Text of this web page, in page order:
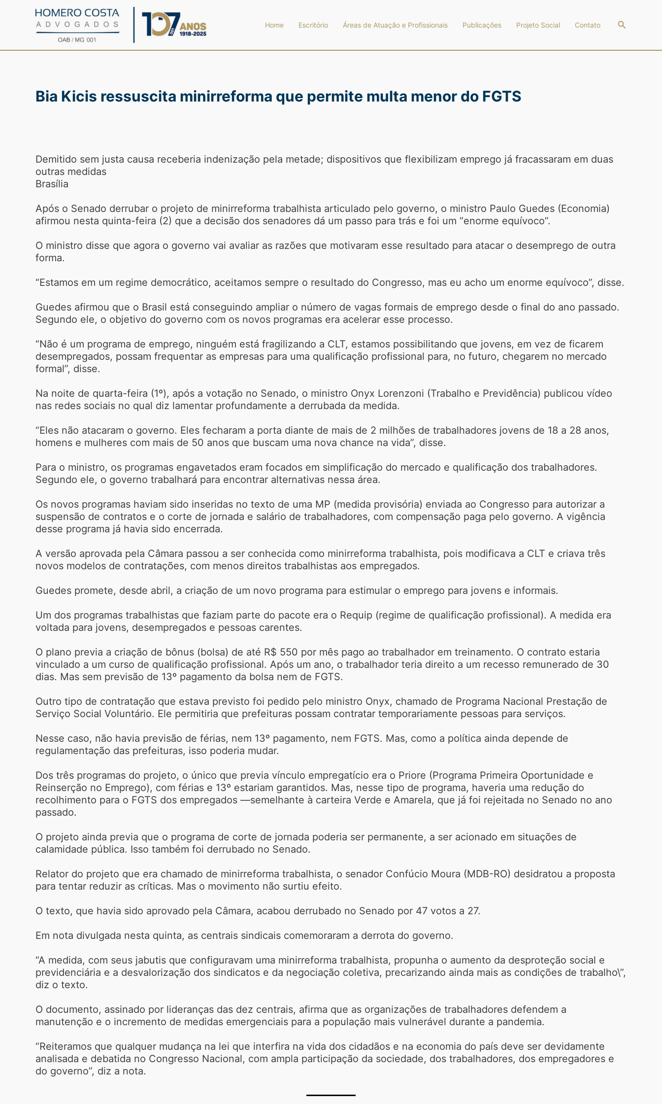
Home Escritório Áreas de Atuação e Profissionais Publicações Projeto Social Contato Pesquisar
Bia Kicis ressuscita minirreforma que permite multa menor do FGTS
Demitido sem justa causa receberia indenização pela metade; dispositivos que flexibilizam emprego já fracassaram em duas
outras medidas
Brasília
Após o Senado derrubar o projeto de minirreforma trabalhista articulado pelo governo, o ministro Paulo Guedes (Economia)
afirmou nesta quinta-feira (2) que a decisão dos senadores dá um passo para trás e foi um “enorme equívoco”.
O ministro disse que agora o governo vai avaliar as razões que motivaram esse resultado para atacar o desemprego de outra
forma.
“Estamos em um regime democrático, aceitamos sempre o resultado do Congresso, mas eu acho um enorme equívoco”, disse.
Guedes afirmou que o Brasil está conseguindo ampliar o número de vagas formais de emprego desde o final do ano passado.
Segundo ele, o objetivo do governo com os novos programas era acelerar esse processo.
“Não é um programa de emprego, ninguém está fragilizando a CLT, estamos possibilitando que jovens, em vez de ficarem
desempregados, possam frequentar as empresas para uma qualificação profissional para, no futuro, chegarem no mercado
formal”, disse.
Na noite de quarta-feira (1º), após a votação no Senado, o ministro Onyx Lorenzoni (Trabalho e Previdência) publicou vídeo
nas redes sociais no qual diz lamentar profundamente a derrubada da medida.
“Eles não atacaram o governo. Eles fecharam a porta diante de mais de 2 milhões de trabalhadores jovens de 18 a 28 anos,
homens e mulheres com mais de 50 anos que buscam uma nova chance na vida”, disse.
Para o ministro, os programas engavetados eram focados em simplificação do mercado e qualificação dos trabalhadores.
Segundo ele, o governo trabalhará para encontrar alternativas nessa área.
Os novos programas haviam sido inseridas no texto de uma MP (medida provisória) enviada ao Congresso para autorizar a
suspensão de contratos e o corte de jornada e salário de trabalhadores, com compensação paga pelo governo. A vigência
desse programa já havia sido encerrada.
A versão aprovada pela Câmara passou a ser conhecida como minirreforma trabalhista, pois modificava a CLT e criava três
novos modelos de contratações, com menos direitos trabalhistas aos empregados.
Guedes promete, desde abril, a criação de um novo programa para estimular o emprego para jovens e informais.
Um dos programas trabalhistas que faziam parte do pacote era o Requip (regime de qualificação profissional). A medida era
voltada para jovens, desempregados e pessoas carentes.
O plano previa a criação de bônus (bolsa) de até R$ 550 por mês pago ao trabalhador em treinamento. O contrato estaria
vinculado a um curso de qualificação profissional. Após um ano, o trabalhador teria direito a um recesso remunerado de 30
dias. Mas sem previsão de 13º pagamento da bolsa nem de FGTS.
Outro tipo de contratação que estava previsto foi pedido pelo ministro Onyx, chamado de Programa Nacional Prestação de
Serviço Social Voluntário. Ele permitiria que prefeituras possam contratar temporariamente pessoas para serviços.
Nesse caso, não havia previsão de férias, nem 13º pagamento, nem FGTS. Mas, como a política ainda depende de
regulamentação das prefeituras, isso poderia mudar.
Dos três programas do projeto, o único que previa vínculo empregatício era o Priore (Programa Primeira Oportunidade e
Reinserção no Emprego), com férias e 13º estariam garantidos. Mas, nesse tipo de programa, haveria uma redução do
recolhimento para o FGTS dos empregados —semelhante à carteira Verde e Amarela, que já foi rejeitada no Senado no ano
passado.
O projeto ainda previa que o programa de corte de jornada poderia ser permanente, a ser acionado em situações de
calamidade pública. Isso também foi derrubado no Senado.
Relator do projeto que era chamado de minirreforma trabalhista, o senador Confúcio Moura (MDB-RO) desidratou a proposta
para tentar reduzir as críticas. Mas o movimento não surtiu efeito.
O texto, que havia sido aprovado pela Câmara, acabou derrubado no Senado por 47 votos a 27.
Em nota divulgada nesta quinta, as centrais sindicais comemoraram a derrota do governo.
“A medida, com seus jabutis que configuravam uma minirreforma trabalhista, propunha o aumento da desproteção social e
previdenciária e a desvalorização dos sindicatos e da negociação coletiva, precarizando ainda mais as condições de trabalho\”,
diz o texto.
O documento, assinado por lideranças das dez centrais, afirma que as organizações de trabalhadores defendem a
manutenção e o incremento de medidas emergenciais para a população mais vulnerável durante a pandemia.
“Reiteramos que qualquer mudança na lei que interfira na vida dos cidadãos e na economia do país deve ser devidamente
analisada e debatida no Congresso Nacional, com ampla participação da sociedade, dos trabalhadores, dos empregadores e
do governo”, diz a nota.